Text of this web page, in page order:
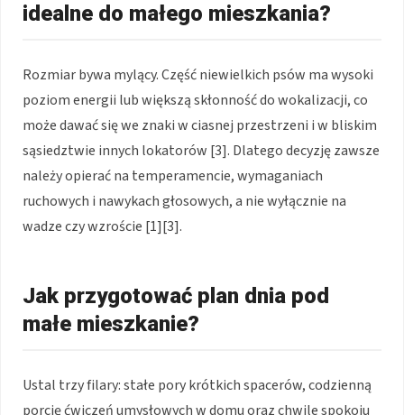
idealne do małego mieszkania?
Rozmiar bywa mylący. Część niewielkich psów ma wysoki
poziom energii lub większą skłonność do wokalizacji, co
może dawać się we znaki w ciasnej przestrzeni i w bliskim
sąsiedztwie innych lokatorów [3]. Dlatego decyzję zawsze
należy opierać na temperamencie, wymaganiach
ruchowych i nawykach głosowych, a nie wyłącznie na
wadze czy wzroście [1][3].
Jak przygotować plan dnia pod
małe mieszkanie?
Ustal trzy filary: stałe pory krótkich spacerów, codzienną
porcję ćwiczeń umysłowych w domu oraz chwile spokoju